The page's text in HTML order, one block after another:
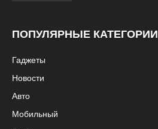
ПОПУЛЯРНЫЕ КАТЕГОРИИ
Гаджеты
Новости
Авто
Мобильный